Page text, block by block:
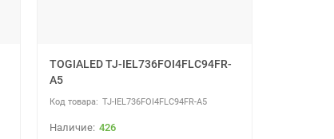
TOGIALED TJ-IEL736FOI4FLC94FR-
A5
TJ-IEL736FOI4FLC94FR-A5
426